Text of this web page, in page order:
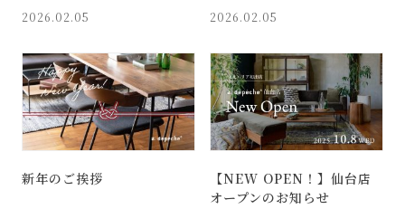
2026.02.05 2026.02.05
新年のご挨拶
【NEW OPEN！】仙台店
オープンのお知らせ